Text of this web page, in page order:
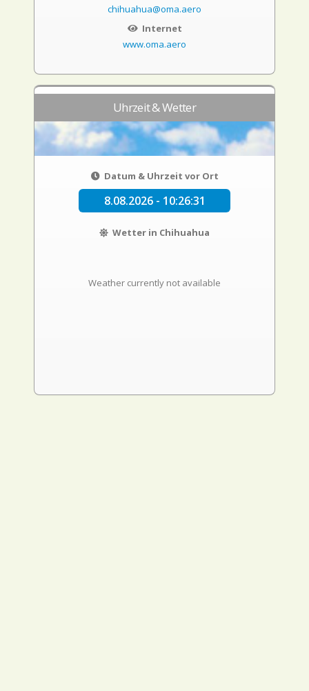
chihuahua@oma.aero
Internet
www.oma.aero
Uhrzeit & Wetter
Datum & Uhrzeit vor Ort
8.08.2026 - 10:26:32
Wetter in Chihuahua
Weather currently not available